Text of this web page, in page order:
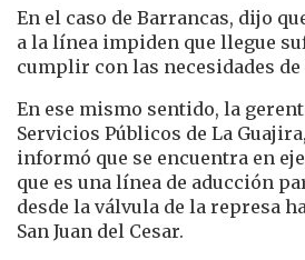
En el caso de Barrancas, dijo
a la línea impiden que llegue
cumplir con las necesidades
En ese mismo sentido, la
Servicios Públicos de La
informó que se encuentra en
que es una línea de aducción
desde la válvula de la represa
San Juan del Cesar.